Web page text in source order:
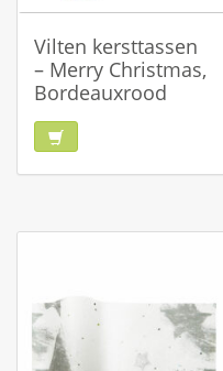
Vilten kersttassen
– Merry Christmas,
Bordeauxrood